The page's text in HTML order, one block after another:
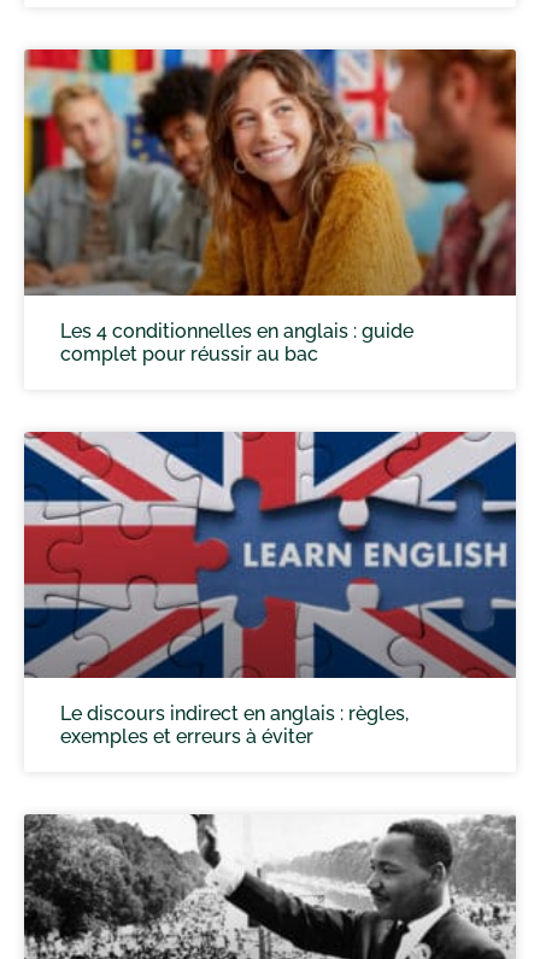
Les 4 conditionnelles en anglais : guide
complet pour réussir au bac
Le discours indirect en anglais : règles,
exemples et erreurs à éviter